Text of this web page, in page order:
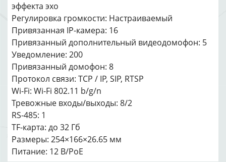
эффекта эхо
Регулировка громкости: Настраиваемый
Привязанная IP-камера: 16
Привязанный дополнительный видеодомофон: 5
Уведомление: 200
Привязанный домофон: 8
Протокол связи: TCP / IP, SIP, RTSP
Wi-Fi: Wi-Fi 802.11 b/g/n
Тревожные входы/выходы: 8/2
RS-485: 1
TF-карта: до 32 Гб
Размеры: 254×166×26.65 мм
Питание: 12 В/PoE